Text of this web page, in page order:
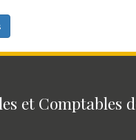
et Comptables